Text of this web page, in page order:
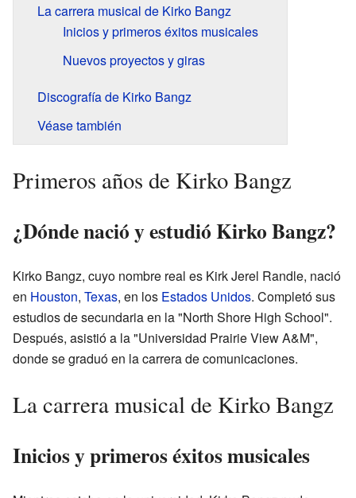
La carrera musical de Kirko Bangz
Inicios y primeros éxitos musicales
Nuevos proyectos y giras
Discografía de Kirko Bangz
Véase también
Primeros años de Kirko Bangz
¿Dónde nació y estudió Kirko Bangz?
Kirko Bangz, cuyo nombre real es Kirk Jerel Randle, nació
en Houston, Texas, en los Estados Unidos. Completó sus
estudios de secundaria en la "North Shore High School".
Después, asistió a la "Universidad Prairie View A&M",
donde se graduó en la carrera de comunicaciones.
La carrera musical de Kirko Bangz
Inicios y primeros éxitos musicales